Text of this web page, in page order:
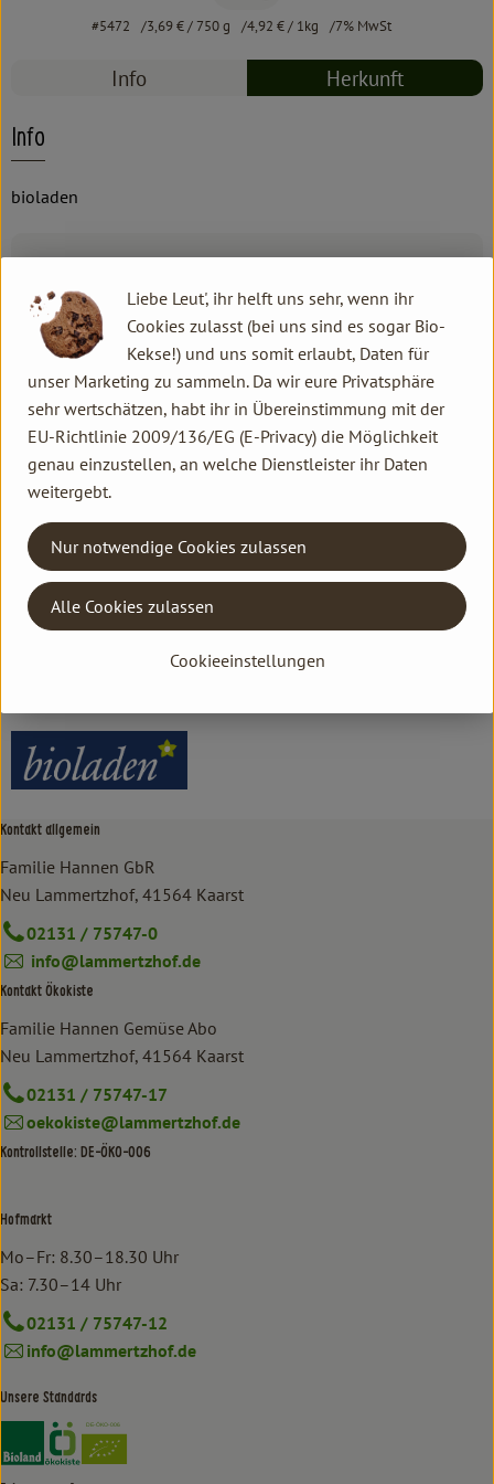
#5472 3,69 €/ 750 g 4,92 €/ 1kg 7% MwSt
Info Herkunft
Info
bioladen
Zutaten
Produktdatenblatt
Herkunft
Hersteller: bioladen
Kontakt allgemein
Familie Hannen GbR
Neu Lammertzhof, 41564 Kaarst
02131 / 75747-0
info@lammertzhof.de
Kontakt Ökokiste
Familie Hannen Gemüse Abo
Neu Lammertzhof, 41564 Kaarst
02131 / 75747-17
oekokiste@lammertzhof.de
Kontrollstelle: DE-ÖKO-006
Hofmarkt
Mo–Fr: 8.30–18.30 Uhr
Sa: 7.30–14 Uhr
02131 / 75747-12
info@lammertzhof.de
Unsere Standards
Externer Link zu https://www.bioland.de/verbraucher
Externer Link zu https://www.oekokiste.de/
Liebe Leut', ihr helft uns sehr, wenn ihr
Cookies zulasst (bei uns sind es sogar Bio-
Kekse!) und uns somit erlaubt, Daten für
unser Marketing zu sammeln. Da wir eure Privatsphäre
sehr wertschätzen, habt ihr in Übereinstimmung mit der
EU-Richtlinie 2009/136/EG (E-Privacy) die Möglichkeit
genau einzustellen, an welche Dienstleister ihr Daten
weitergebt.
Cookieeinstellungen
Nur notwendige Cookies zulassen
Alle Cookies zulassen